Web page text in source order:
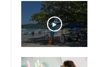
Play